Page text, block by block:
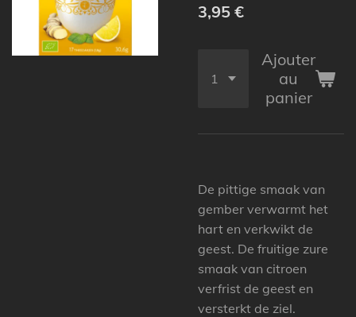
3,95 €
Ajouter
au
panier
De pittige smaak van
gember verwarmt het
hart en verkwikt de
geest. De fruitige zure
smaak van citroen
verfrist de geest en
versterkt de ziel.